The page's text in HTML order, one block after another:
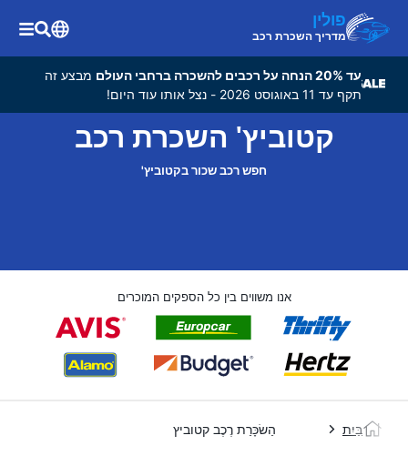
פולין
מדריך השכרת רכב
עד 20% הנחה על רכבים להשכרה ברחבי העולם
מבצע זה
תקף עד 11 באוגוסט 2026 - נצל אותו עוד היום!
קטוביץ' השכרת רכב
חפש רכב שכור בקטוביץ'
אנו משווים בין כל הספקים המוכרים
בַּיִת הַשׂכָּרַת רֶכֶב קטוביץ